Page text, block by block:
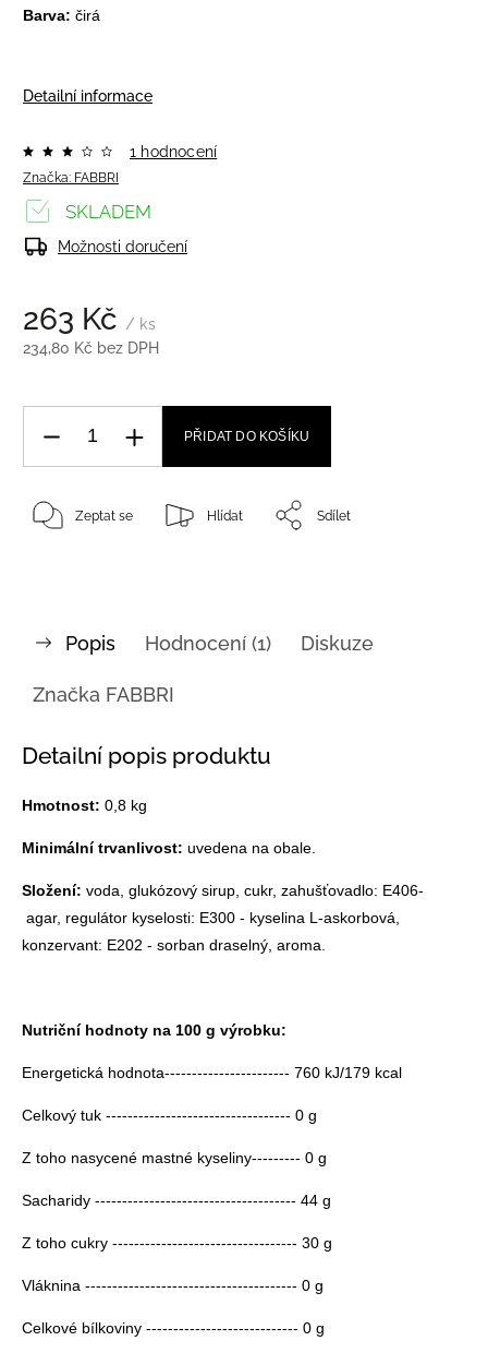
Barva: čirá
Detailní informace
Značka: FABBRI
1 hodnocení
263 Kč / ks
234,80 Kč bez DPH
SKLADEM
Možnosti doručení
PŘIDAT DO KOŠÍKU
Zeptat se Hlídat Sdílet
Popis Hodnocení (1) Diskuze
Značka FABBRI
Detailní popis produktu
Hmotnost: 0,8 kg
Minimální trvanlivost: uvedena na obale.
Složení: voda, glukózový sirup, cukr, zahušťovadlo: E406-
agar, regulátor kyselosti: E300 - kyselina L-askorbová,
konzervant: E202 - sorban draselný, aroma.
Nutriční hodnoty na 100 g výrobku:
Energetická hodnota----------------------- 760 kJ/179 kcal
Celkový tuk ---------------------------------- 0 g
Z toho nasycené mastné kyseliny--------- 0 g
Sacharidy ------------------------------------- 44 g
Z toho cukry ---------------------------------- 30 g
Vláknina --------------------------------------- 0 g
Celkové bílkoviny ---------------------------- 0 g